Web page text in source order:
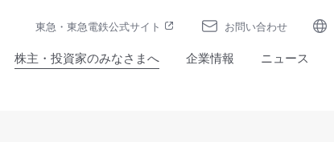
株主・投資家のみなさまへ 企業情報 ニュース
東急・東急電鉄公式サイト （別窓で開く）お問い合わせ